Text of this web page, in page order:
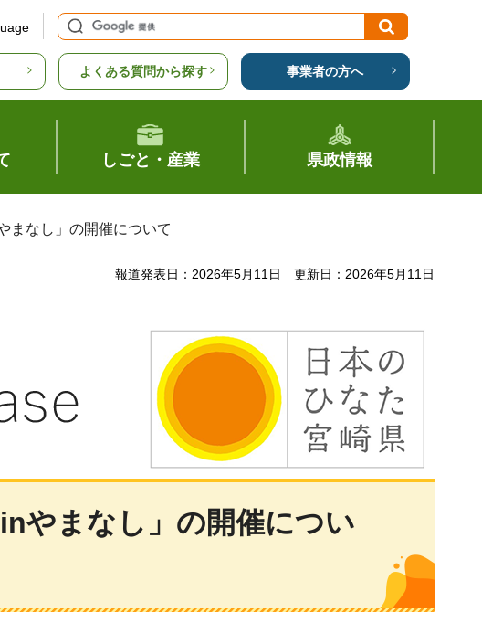
よくある質問から探す 事業者の方へ
しごと・産業 県政情報
まなし」の開催について
報道発表日：2026年5月11日 更新日：2026年5月11日
やまなし」の開催につい